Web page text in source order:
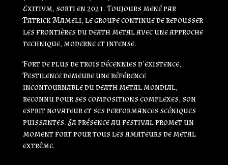
Exitivm, sorti en 2021. Toujours mené par
Patrick Mameli, le groupe continue de repousser
les frontières du death metal avec une approche
technique, moderne et intense.
Fort de plus de trois décennies d’existence,
Pestilence demeure une référence
incontournable du death metal mondial,
reconnu pour ses compositions complexes, son
esprit novateur et ses performances scéniques
puissantes. Sa présence au festival promet un
moment fort pour tous les amateurs de metal
extrême.